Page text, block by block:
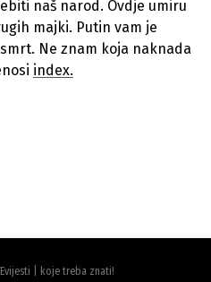
naš narod. Ovdje umiru
majki. Putin vam je
Ne znam koja naknada
index.
| koje treba znati!